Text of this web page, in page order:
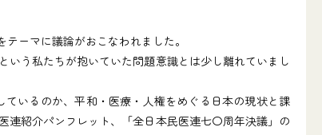
ーマに議論がおこなわれました。
う私たちが抱いていた問題意識とは少し離れていまし
いるのか、平和・医療・人権をめぐる日本の現状と課
紹介パンフレット、「全日本民医連七〇周年決議」の